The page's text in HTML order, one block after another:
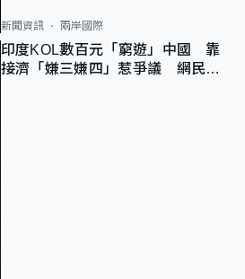
新聞資訊 兩岸國際
印度KOL數百元「窮遊」中國 靠
接濟「嫌三嫌四」惹爭議 網民：